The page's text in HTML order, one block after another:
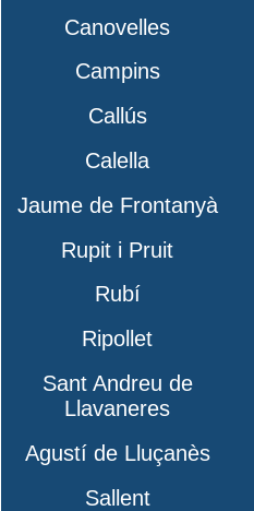
Canovelles
Campins
Callús
Calella
Jaume de Frontanyà
Rupit i Pruit
Rubí
Ripollet
Sant Andreu de
Llavaneres
Agustí de Lluçanès
Sallent